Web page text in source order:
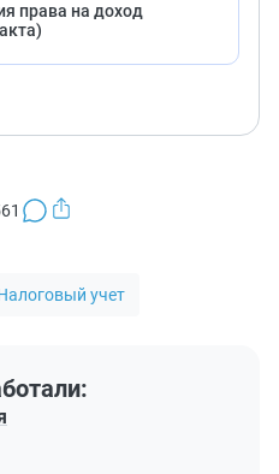
права на доход
учет